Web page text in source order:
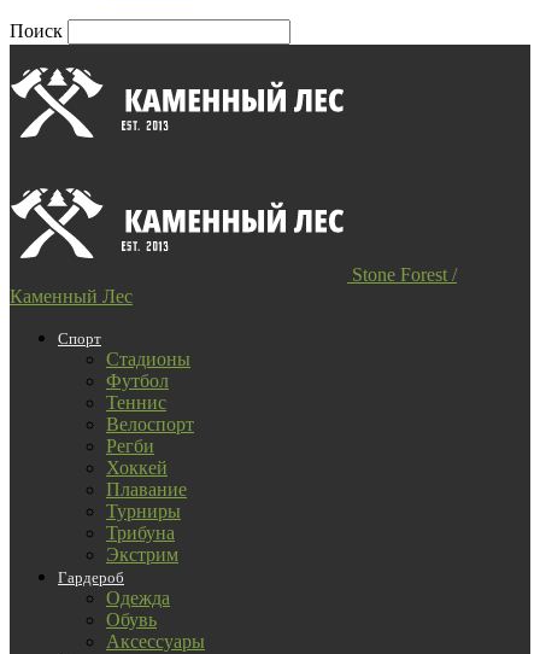
Поиск
Stone Forest /
Каменный Лес
Спорт
Стадионы
Футбол
Теннис
Велоспорт
Регби
Хоккей
Плавание
Турниры
Трибуна
Экстрим
Гардероб
Одежда
Обувь
Аксессуары